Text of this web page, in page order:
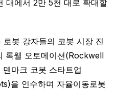
대에서 2만 5천 대로 확대할
봇 강자들의 코봇 시장 진
록웰 오토메이션(Rockwell
마크 코봇 스타트업
을 인수하며 자율이동로봇